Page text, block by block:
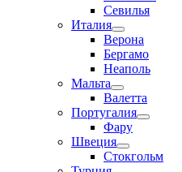
Севилья
Италия
Верона
Бергамо
Неаполь
Мальта
Валетта
Португалия
Фару
Швеция
Стокгольм